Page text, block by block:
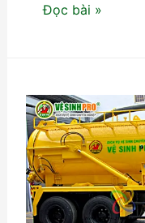
Hút
Kiến
Thụy
Hải
Phòng:
Nhanh,
Sạch,
Đọc bài »